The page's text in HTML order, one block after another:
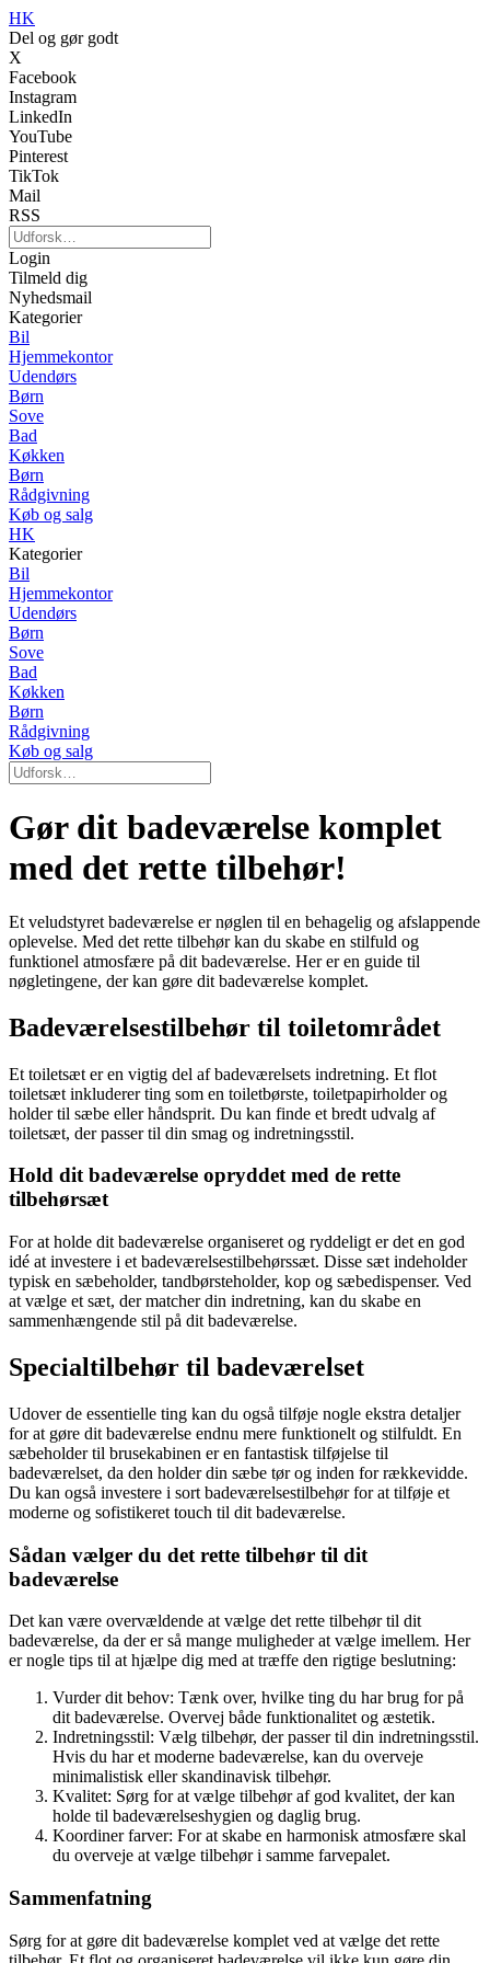
HK
Del og gør godt
X
Facebook
Instagram
LinkedIn
YouTube
Pinterest
TikTok
Mail
RSS
Login
Tilmeld dig
Nyhedsmail
Kategorier
Bil
Hjemmekontor
Udendørs
Børn
Sove
Bad
Køkken
Børn
Rådgivning
Køb og salg
HK
Kategorier
Bil
Hjemmekontor
Udendørs
Børn
Sove
Bad
Køkken
Børn
Rådgivning
Køb og salg
Gør dit badeværelse komplet
med det rette tilbehør!
Et veludstyret badeværelse er nøglen til en behagelig og afslappende
oplevelse. Med det rette tilbehør kan du skabe en stilfuld og
funktionel atmosfære på dit badeværelse. Her er en guide til
nøgletingene, der kan gøre dit badeværelse komplet.
Badeværelsestilbehør til toiletområdet
Et toiletsæt er en vigtig del af badeværelsets indretning. Et flot
toiletsæt inkluderer ting som en toiletbørste, toiletpapirholder og
holder til sæbe eller håndsprit. Du kan finde et bredt udvalg af
toiletsæt, der passer til din smag og indretningsstil.
Hold dit badeværelse opryddet med de rette
tilbehørsæt
For at holde dit badeværelse organiseret og ryddeligt er det en god
idé at investere i et badeværelsestilbehørssæt. Disse sæt indeholder
typisk en sæbeholder, tandbørsteholder, kop og sæbedispenser. Ved
at vælge et sæt, der matcher din indretning, kan du skabe en
sammenhængende stil på dit badeværelse.
Specialtilbehør til badeværelset
Udover de essentielle ting kan du også tilføje nogle ekstra detaljer
for at gøre dit badeværelse endnu mere funktionelt og stilfuldt. En
sæbeholder til brusekabinen er en fantastisk tilføjelse til
badeværelset, da den holder din sæbe tør og inden for rækkevidde.
Du kan også investere i sort badeværelsestilbehør for at tilføje et
moderne og sofistikeret touch til dit badeværelse.
Sådan vælger du det rette tilbehør til dit
badeværelse
Det kan være overvældende at vælge det rette tilbehør til dit
badeværelse, da der er så mange muligheder at vælge imellem. Her
er nogle tips til at hjælpe dig med at træffe den rigtige beslutning:
Vurder dit behov: Tænk over, hvilke ting du har brug for på
dit badeværelse. Overvej både funktionalitet og æstetik.
Indretningsstil: Vælg tilbehør, der passer til din indretningsstil.
Hvis du har et moderne badeværelse, kan du overveje
minimalistisk eller skandinavisk tilbehør.
Kvalitet: Sørg for at vælge tilbehør af god kvalitet, der kan
holde til badeværelseshygien og daglig brug.
Koordiner farver: For at skabe en harmonisk atmosfære skal
du overveje at vælge tilbehør i samme farvepalet.
Sammenfatning
Sørg for at gøre dit badeværelse komplet ved at vælge det rette